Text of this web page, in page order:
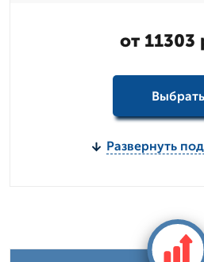
от 11303
Выбрать
Развернуть